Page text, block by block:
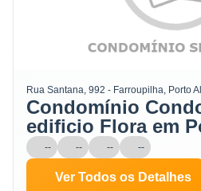
Rua Santana, 992 - Farroupilha, Porto
Condomínio
edificio Flora em
-- -- -- --
Ver Todos os Detalhes